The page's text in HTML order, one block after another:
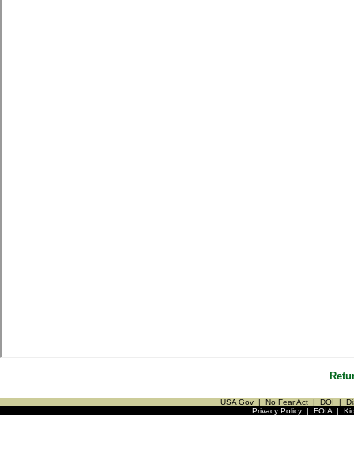
USA Gov | No Fear Act | DOI |
Privacy Policy| FOIA|